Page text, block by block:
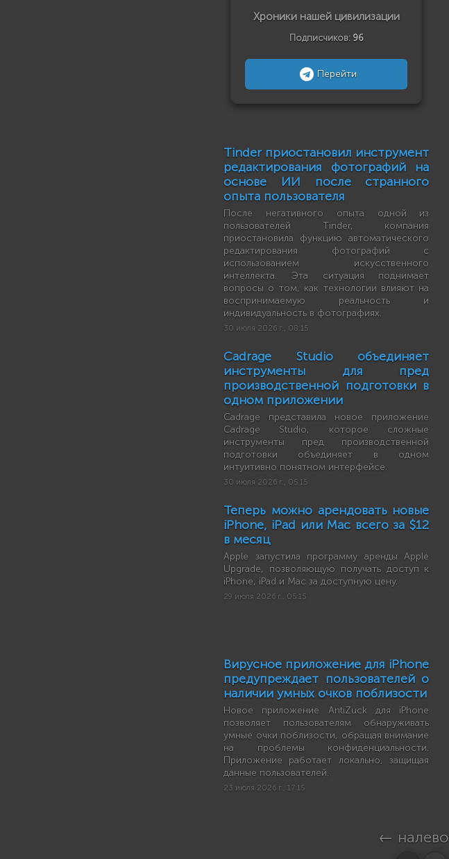
Хроники нашей цивилизации
Подписчиков: 96
Перейти
Tinder приостановил инструмент
редактирования фотографий на
основе ИИ после странного
опыта пользователя
После негативного опыта одной из
пользователей Tinder, компания
приостановила функцию автоматического
редактирования фотографий с
использованием искусственного
интеллекта. Эта ситуация поднимает
вопросы о том, как технологии влияют на
воспринимаемую реальность и
индивидуальность в фотографиях.
30 июля 2026 г., 08:15
Cadrage Studio объединяет
инструменты для пред
производственной подготовки в
одном приложении
Cadrage представила новое приложение
Cadrage Studio, которое сложные
инструменты пред производственной
подготовки объединяет в одном
интуитивно понятном интерфейсе.
30 июля 2026 г., 05:15
Теперь можно арендовать новые
iPhone, iPad или Mac всего за $12
в месяц
Apple запустила программу аренды Apple
Upgrade, позволяющую получать доступ к
iPhone, iPad и Mac за доступную цену.
29 июля 2026 г., 05:15
Вирусное приложение для iPhone
предупреждает пользователей о
наличии умных очков поблизости
Новое приложение AntiZuck для iPhone
позволяет пользователям обнаруживать
умные очки поблизости, обращая внимание
на проблемы конфиденциальности.
Приложение работает локально, защищая
данные пользователей.
23 июля 2026 г., 17:15
← налево